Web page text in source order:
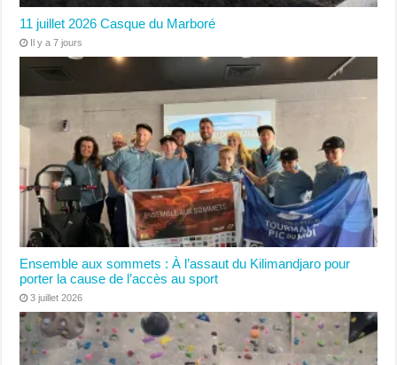
11 juillet 2026 Casque du Marboré
Il y a 7 jours
Ensemble aux sommets : À l’assaut du Kilimandjaro pour
porter la cause de l’accès au sport
3 juillet 2026